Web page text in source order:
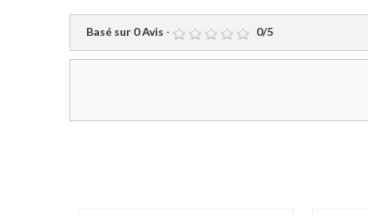
Basé sur 0Avis - 0/5